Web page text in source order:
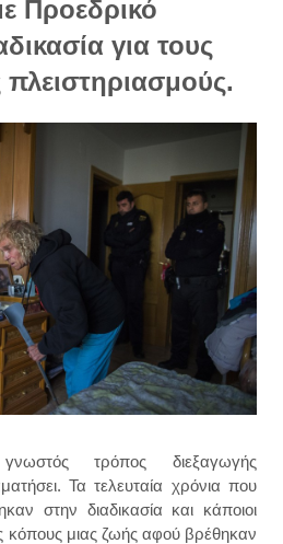
Προεδρικό
για τους
πλειστηριασμούς.
τρόπος διεξαγωγής
Τα τελευταία χρόνια που
στην διαδικασία και κάποιοι
μιας ζωής αφού βρέθηκαν